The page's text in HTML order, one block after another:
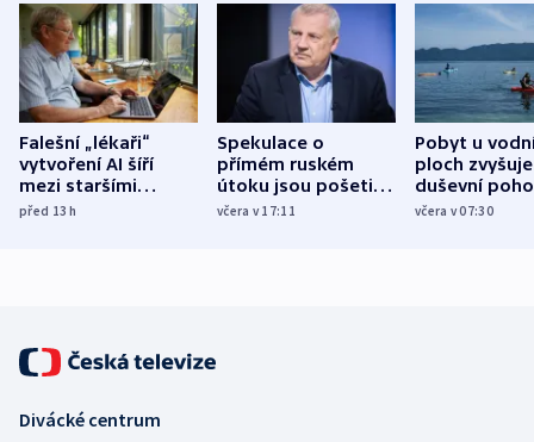
Falešní „lékaři“
vytvoření AI šíří
mezi staršími
Poláky nebezpečné
před 13h
Spekulace o
přímém ruském
útoku jsou pošetilé,
míní estonský
včera v 17:11
Pobyt u
ploch zvyšuje
duševní
ukázala
včera v 07:30
Divácké centrum